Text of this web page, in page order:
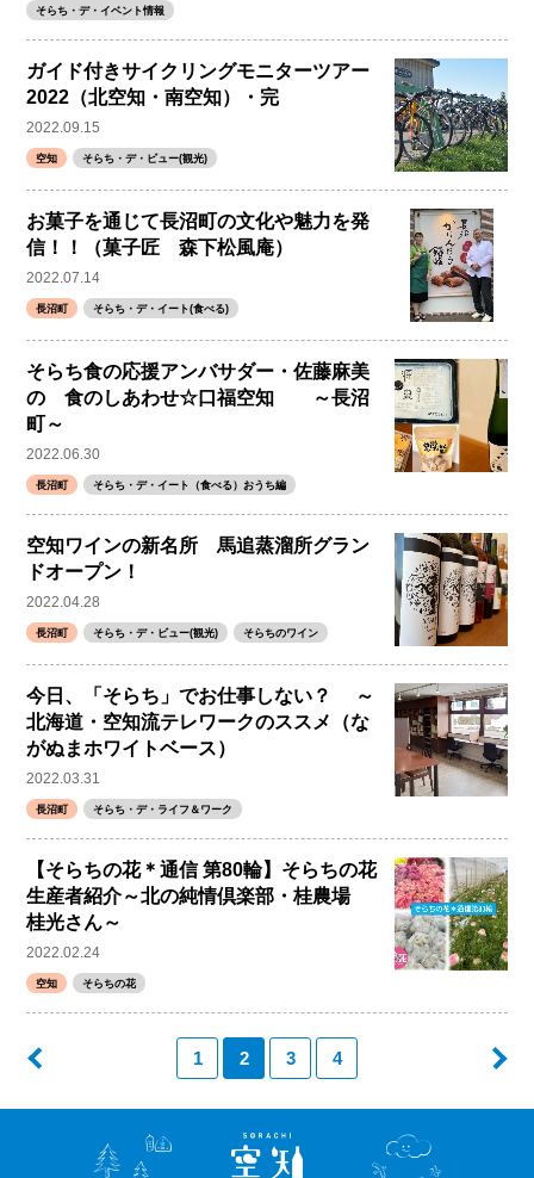
そらち・デ・イベント情報
ガイド付きサイクリングモニターツアー
2022（北空知・南空知）・完
2022.09.15
空知 そらち・デ・ビュー(観光)
お菓子を通じて長沼町の文化や魅力を発
信！！（菓子匠 森下松風庵）
2022.07.14
長沼町 そらち・デ・イート(食べる)
そらち食の応援アンバサダー・佐藤麻美
の 食のしあわせ☆口福空知 ～長沼
町～
2022.06.30
長沼町 そらち・デ・イート（食べる）おうち編
空知ワインの新名所 馬追蒸溜所グラン
ドオープン！
2022.04.28
長沼町 そらち・デ・ビュー(観光) そらちのワイン
今日、「そらち」でお仕事しない？ ～
北海道・空知流テレワークのススメ（な
がぬまホワイトベース）
2022.03.31
長沼町 そらち・デ・ライフ＆ワーク
【そらちの花＊通信 第80輪】そらちの花
生産者紹介～北の純情倶楽部・桂農場
桂光さん～
2022.02.24
空知 そらちの花
1 2 3 4